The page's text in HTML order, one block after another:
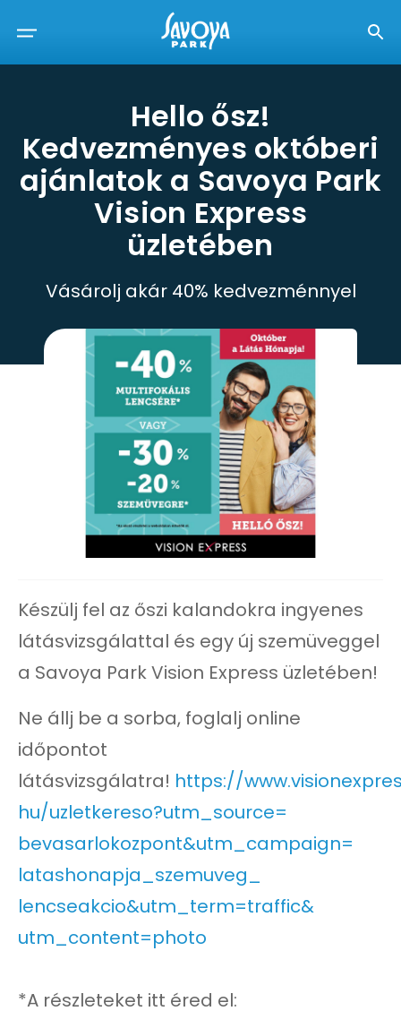
Hello ősz!
Kedvezményes októberi
ajánlatok a Savoya Park
Vision Express
üzletében
Vásárolj akár 40% kedvezménnyel
Készülj fel az őszi kalandokra ingyenes
látásvizsgálattal és egy új szemüveggel
a Savoya Park Vision Express üzletében!
Ne állj be a sorba, foglalj online
időpontot
látásvizsgálatra! https://
hu/uzletkereso?utm_source=
bevasarlokozpont&utm_campaign=
latashonapja_szemuveg_
lencseakcio&utm_term=traffic&
utm_content=photo
*A részleteket itt éred el: